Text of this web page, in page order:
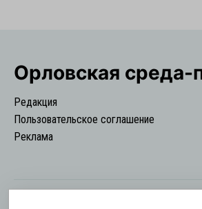
Орловская cреда-
Редакция
Пользовательское соглашение
Реклама